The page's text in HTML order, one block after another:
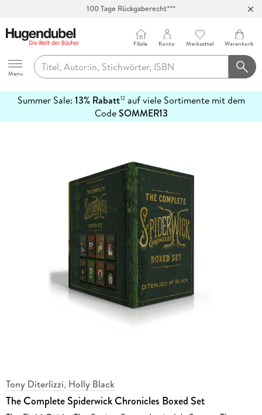
Hugendubel
Menu
Filiale Konto Merkzettel Warenkorb
Summer Sale: 13% Rabatt12auf viele Sortimente mit dem
CodeSOMMER13
erfahren
Tony Diterlizzi, Holly Black
The Complete Spiderwick Chronicles Boxed Set